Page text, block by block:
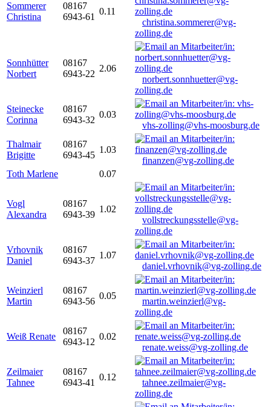
Sommerer
Christina
08167
6943-61
0.11
christina.sommerer@vg-
zolling.de
Sonnhütter
Norbert
08167
6943-22
2.06
norbert.sonnhuetter@vg-
zolling.de
Steinecke
Corinna
08167
6943-32
0.03
vhs-zolling@vhs-moosburg.de
Thalmair
Brigitte
08167
6943-45
1.03
finanzen@vg-zolling.de
Toth Marlene
0.07
Vogl
Alexandra
08167
6943-39
1.02
vollstreckungsstelle@vg-
zolling.de
Vrhovnik
Daniel
08167
6943-37
1.07
daniel.vrhovnik@vg-zolling.de
Weinzierl
Martin
08167
6943-56
0.05
martin.weinzierl@vg-
zolling.de
Weiß Renate
08167
6943-12
0.02
renate.weiss@vg-zolling.de
Zeilmaier
Tahnee
08167
6943-41
0.12
tahnee.zeilmaier@vg-
zolling.de